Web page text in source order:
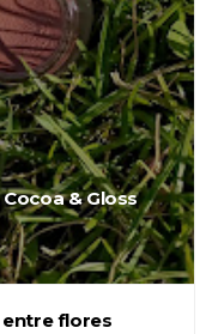
& Gloss
entre flores